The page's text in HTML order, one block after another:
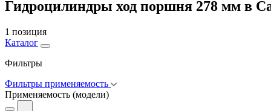
Гидроцилиндры ход поршня 278 мм в
1 позиция
Каталог
Фильтры
Фильтры применяемость
Применяемость (модели)